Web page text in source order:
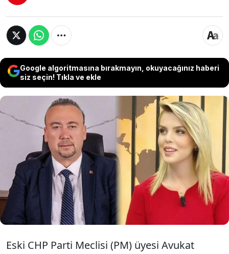
Google algoritmasına bırakmayın, okuyacağınız haberi
siz seçin! Tıkla ve ekle
Eski CHP PM üyesi Avukat Gamze Pamuk,
tutuklu Özkan Yalım’ın etkin pişmanlık
kapsamında verdiği ifadelerde kendisiyle ilgili
iddiaların tutanağa geçirilmesine tepki gösterdi.
Pamuk, ilgili savcı hakkında soruşturma
başlatılması için HSK’ye şikayette bulunduğunu
açıkladı
Eski CHP Parti Meclisi (PM) üyesi Avukat